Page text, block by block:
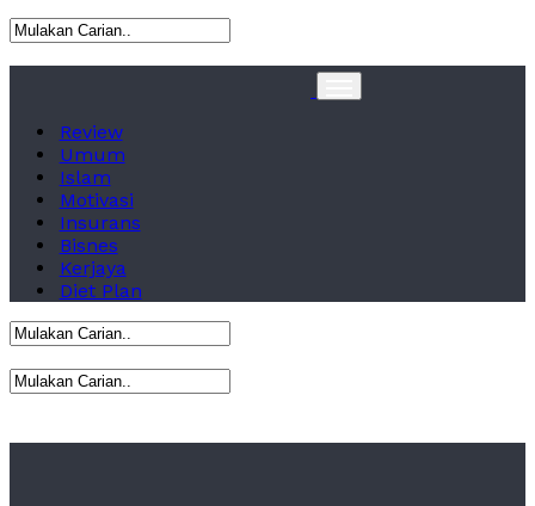
Review
Umum
Islam
Motivasi
Insurans
Bisnes
Kerjaya
Diet Plan